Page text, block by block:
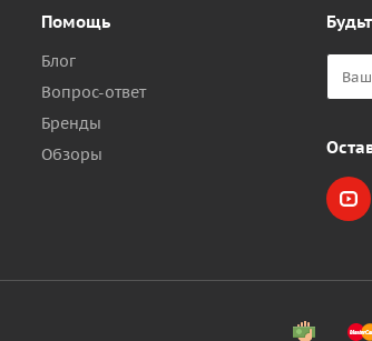
Помощь
Блог
Вопрос-ответ
Бренды
Обзоры